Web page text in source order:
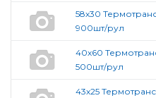
58х30
900шт/рул
40х60
500шт/рул
43х25